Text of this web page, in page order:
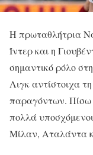
Η πρωταθλήτρια
Ίντερ και η
σημαντικό ρόλο
Λιγκ αντίστοιχα
παραγόντων. Πίσω
πολλά
Μίλαν, Αταλάντα